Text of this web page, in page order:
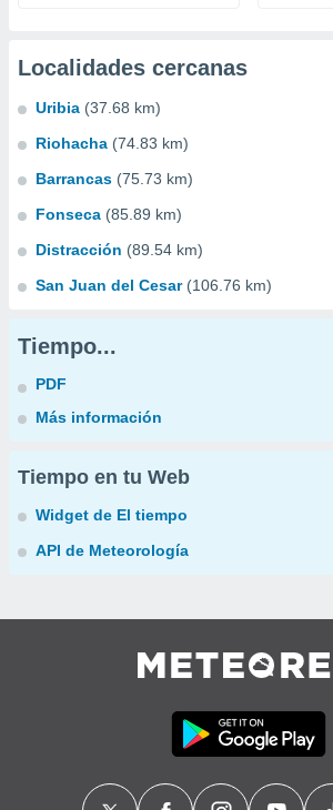
Localidades cercanas
Uribia (37.68 km)
Riohacha (74.83 km)
Barrancas (75.73 km)
Fonseca (85.89 km)
Distracción (89.54 km)
San Juan del Cesar (106.76 km)
Tiempo...
PDF
Más información
Tiempo en tu Web
Widget de El tiempo
API de Meteorología